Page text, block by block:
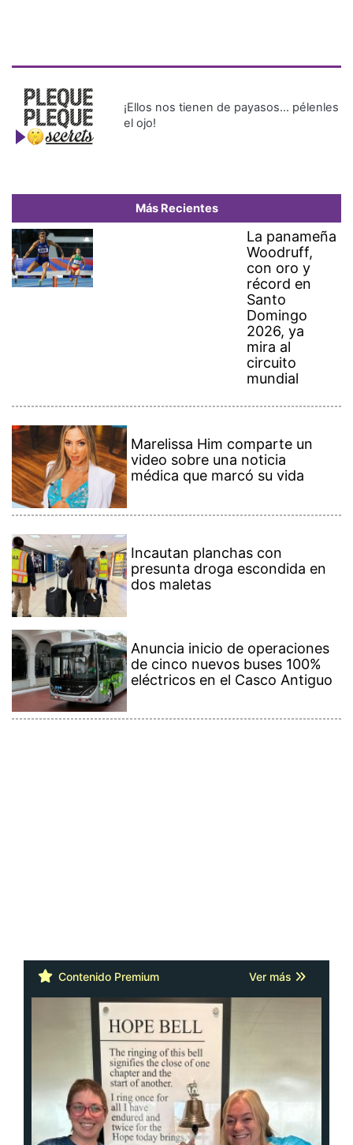
¡Ellos nos tienen de payasos… pélenles
el ojo!
Más Recientes
La panameña
Woodruff,
con oro y
récord en
Santo
Domingo
2026, ya
mira al
circuito
mundial
Marelissa Him comparte un
video sobre una noticia
médica que marcó su vida
Incautan planchas con
presunta droga escondida en
dos maletas
Anuncia inicio de operaciones
de cinco nuevos buses 100%
eléctricos en el Casco Antiguo
Contenido Premium Ver más